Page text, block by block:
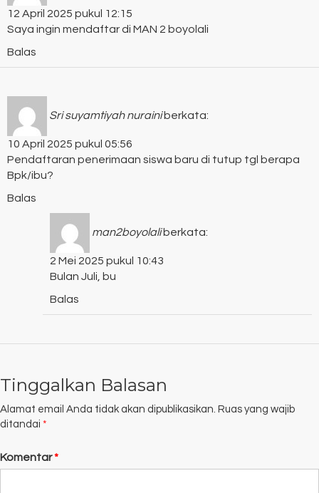
12 April 2025 pukul 12:15
Saya ingin mendaftar di MAN 2 boyolali
Balas
Sri suyamtiyah nuraini berkata:
10 April 2025 pukul 05:56
Pendaftaran penerimaan siswa baru di tutup tgl berapa
Bpk/ibu?
Balas
man2boyolali berkata:
2 Mei 2025 pukul 10:43
Bulan Juli, bu
Balas
Tinggalkan Balasan
Alamat email Anda tidak akan dipublikasikan. Ruas yang wajib
ditandai *
Komentar*